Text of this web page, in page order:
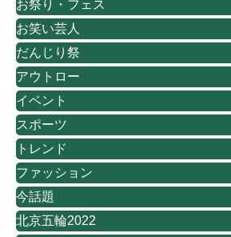
お祭り・フェス
お笑い芸人
だんじり祭
アウトロー
イベント
スポーツ
トレンド
ファッション
今話題
北京五輪2022